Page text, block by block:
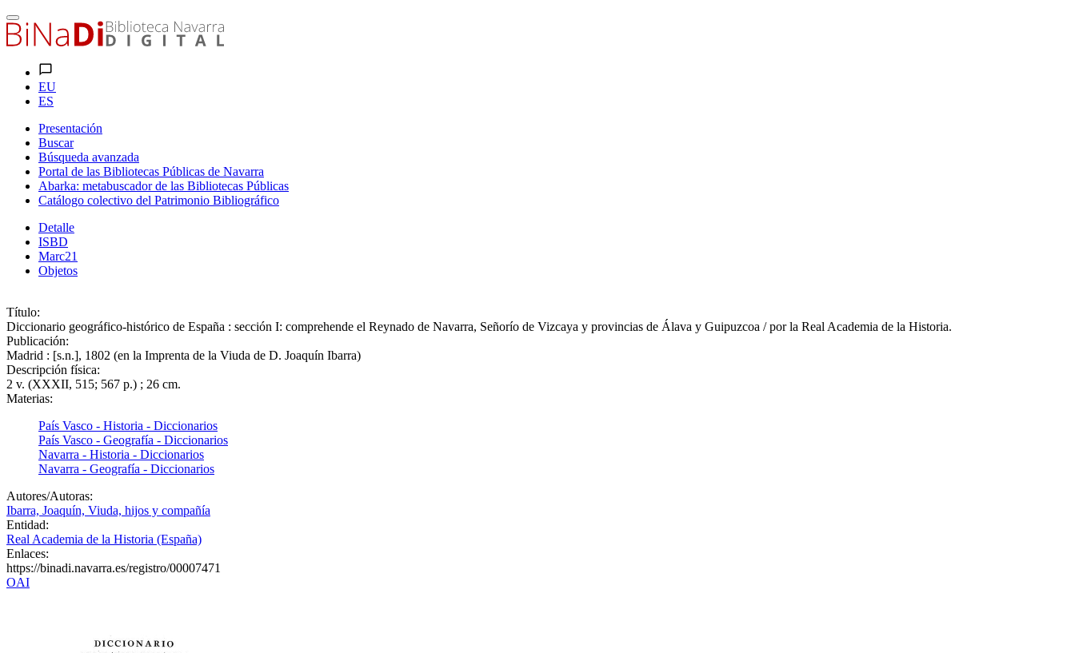
EU
ES
Presentación
Buscar
Búsqueda avanzada
Portal de las Bibliotecas Públicas de Navarra
Abarka: metabuscador de las Bibliotecas Públicas
Catálogo colectivo del Patrimonio Bibliográfico
Detalle
ISBD
Marc21
Objetos
Título:
Diccionario geográfico-histórico de España : sección I: comprehende el Reynado de Navarra, Señorío de Vizcaya y provincias de Álava y Guipuzcoa / por la Real Academia de la Historia.
Publicación:
Madrid : [s.n.], 1802 (en la Imprenta de la Viuda de D. Joaquín Ibarra)
Descripción física:
2 v. (XXXII, 515; 567 p.) ; 26 cm.
Materias:
País Vasco - Historia - Diccionarios
País Vasco - Geografía - Diccionarios
Navarra - Historia - Diccionarios
Navarra - Geografía - Diccionarios
Autores/Autoras:
Ibarra, Joaquín, Viuda, hijos y compañía
Entidad:
Real Academia de la Historia (España)
Enlaces:
https://binadi.navarra.es/registro/00007471
OAI